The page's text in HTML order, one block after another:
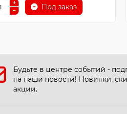
Под заказ
Будьте в центре событий -
на наши новости! Новинки,
акции.